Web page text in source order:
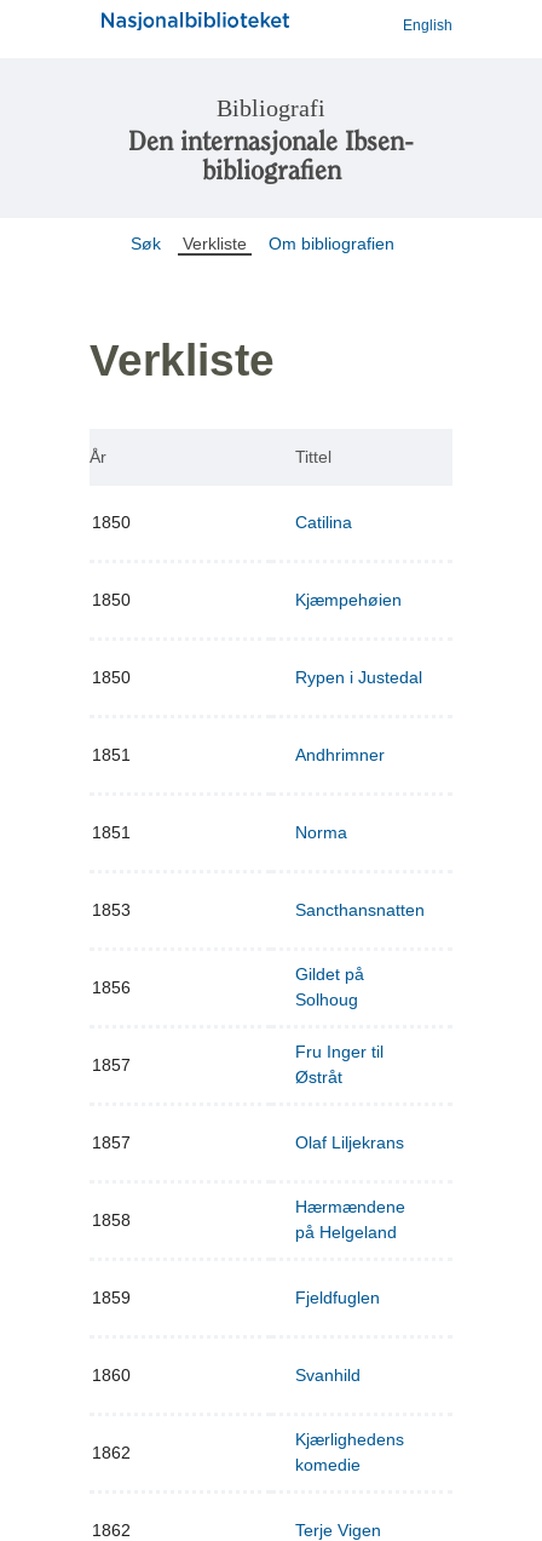
English
Bibliografi
Den internasjonale Ibsen-
bibliografien
Søk Verkliste Om bibliografien
Verkliste
År Tittel
1850 Catilina
1850 Kjæmpehøien
1850 Rypen i Justedal
1851 Andhrimner
1851 Norma
1853 Sancthansnatten
1856
Gildet på
Solhoug
1857
Fru Inger til
Østråt
1857 Olaf Liljekrans
1858
Hærmændene
på Helgeland
1859 Fjeldfuglen
1860 Svanhild
1862
Kjærlighedens
komedie
1862 Terje Vigen